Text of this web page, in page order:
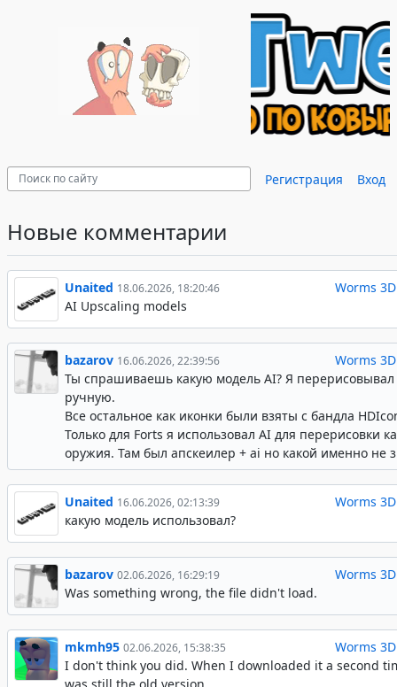
Регистрация Вход
Новые комментарии
Unaited 18.06.2026, 18:20:46
Worms
AI Upscaling models
bazarov 16.06.2026, 22:39:56
Worms
Ты спрашиваешь какую модель AI? Я перерисовывал
ручную.
Все остальное как иконки были взяты с бандла
Только для Forts я использовал AI для перерисовки
оружия. Там был апскеилер + ai но какой именно не
Unaited 16.06.2026, 02:13:39
Worms
какую модель использовал?
bazarov 02.06.2026, 16:29:19
Worms
Was something wrong, the file didn't load.
mkmh95 02.06.2026, 15:38:35
Worms
I don't think you did. When I downloaded it a second